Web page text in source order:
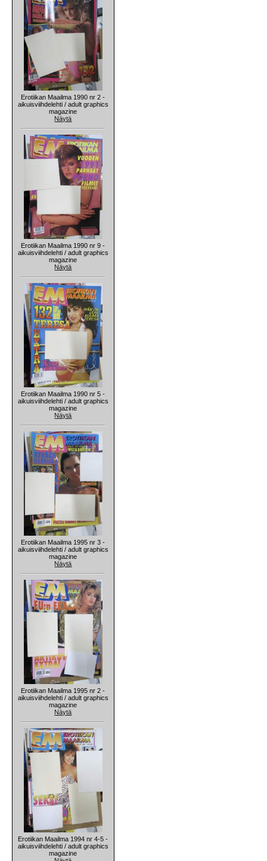
Erotiikan Maailma 1990 nr 2 -
aikuisviihdelehti / adult graphics
magazine
Näytä
Erotiikan Maailma 1990 nr 9 -
aikuisviihdelehti / adult graphics
magazine
Näytä
Erotiikan Maailma 1990 nr 5 -
aikuisviihdelehti / adult graphics
magazine
Näytä
Erotiikan Maailma 1995 nr 3 -
aikuisviihdelehti / adult graphics
magazine
Näytä
Erotiikan Maailma 1995 nr 2 -
aikuisviihdelehti / adult graphics
magazine
Näytä
Erotiikan Maailma 1994 nr 4-5 -
aikuisviihdelehti / adult graphics
magazine